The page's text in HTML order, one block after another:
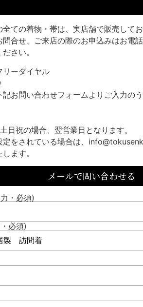
ての着物・帯は、実店舗で販売して
合せ、ご来店の際のお申込みはお電
さい。
リーダイヤル
記お問い合わせフォームよりご入力の
日祝の場合、翌営業日となります。
定をされている場合は、
ます。
メールで問い合わせる
・必須)
必須)